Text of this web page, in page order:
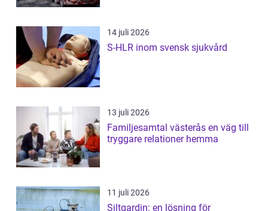
14 juli 2026
S-HLR inom svensk sjukvård
13 juli 2026
Familjesamtal västerås en väg till
tryggare relationer hemma
11 juli 2026
Siltgardin: en lösning för